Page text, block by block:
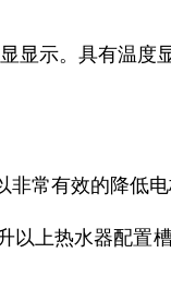
显示。具有温度
非常有效的降低
以上热水器配置